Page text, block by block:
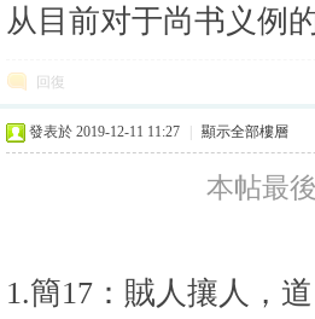
从目前对于尚书义例
回復
發表於 2019-12-11 11:27 顯示全部樓層
本帖最
1.簡17：賊人攘人，